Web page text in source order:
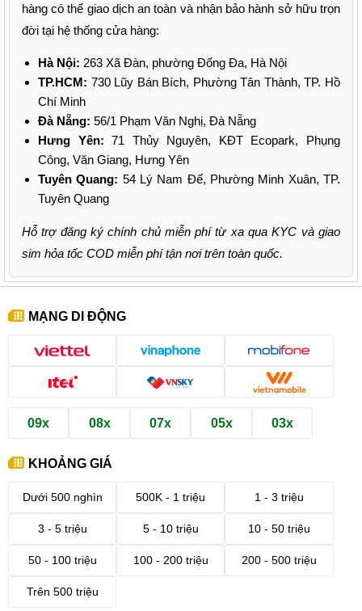
hàng có thể giao dịch an toàn và nhận bảo hành sở hữu trọn
đời tại hệ thống cửa hàng:
Hà Nội: 263 Xã Đàn, phường Đống Đa, Hà Nội
TP.HCM: 730 Lũy Bán Bích, Phường Tân Thành, TP. Hồ
Chí Minh
Đà Nẵng: 56/1 Phạm Văn Nghị, Đà Nẵng
Hưng Yên: 71 Thủy Nguyên, KĐT Ecopark, Phụng
Công, Văn Giang, Hưng Yên
Tuyên Quang: 54 Lý Nam Đế, Phường Minh Xuân, TP.
Tuyên Quang
Hỗ trợ đăng ký chính chủ miễn phí từ xa qua KYC và giao
sim hỏa tốc COD miễn phí tận nơi trên toàn quốc.
MẠNG DI ĐỘNG
09x 08x 07x 05x 03x
KHOẢNG GIÁ
Dưới 500 nghìn 500K - 1 triệu 1 - 3 triệu
3 - 5 triệu 5 - 10 triệu 10 - 50 triệu
50 - 100 triệu 100 - 200 triệu 200 - 500 triệu
Trên 500 triệu